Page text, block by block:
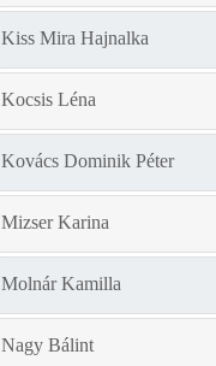
Kiss Mira Hajnalka
Kocsis Léna
Kovács Dominik Péter
Mizser Karina
Molnár Kamilla
Nagy Bálint